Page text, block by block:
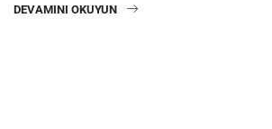
DEVAMINI OKUYUN